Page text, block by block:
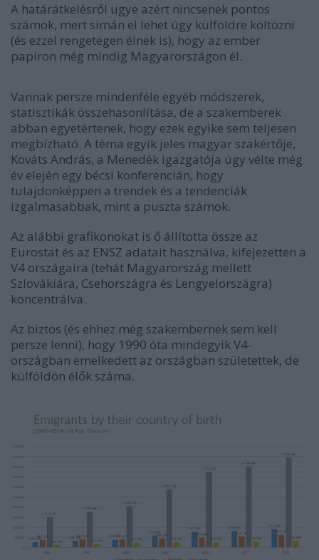
A határátkelésről ugye azért nincsenek pontos
számok, mert simán el lehet úgy külföldre költözni
(és ezzel rengetegen élnek is), hogy az ember
papíron még mindig Magyarországon él.
Vannak persze mindenféle egyéb módszerek,
statisztikák összehasonlítása, de a szakemberek
abban egyetértenek, hogy ezek egyike sem teljesen
megbízható. A téma egyik jeles magyar szakértője,
Kováts András, a Menedék igazgatója úgy vélte még
év elején egy bécsi konferencián, hogy
tulajdonképpen a trendek és a tendenciák
izgalmasabbak, mint a puszta számok.
Az alábbi grafikonokat is ő állította össze az
Eurostat és az ENSZ adatait használva, kifejezetten a
V4 országaira (tehát Magyarország mellett
Szlovákiára, Csehországra és Lengyelországra)
koncentrálva.
Az biztos (és ehhez még szakembernek sem kell
persze lenni), hogy 1990 óta mindegyik V4-
országban emelkedett az országban születettek, de
külföldön élők száma.